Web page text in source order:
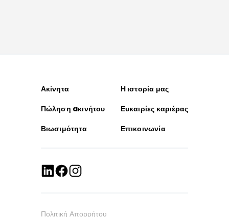
Ακίνητα
Η ιστορία μας
Πώληση aκινήτου
Ευκαιρίες καριέρας
Βιωσιμότητα
Επικοινωνία
Πολιτική Απορρήτου